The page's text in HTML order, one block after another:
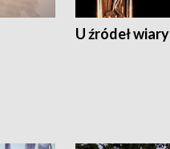
U źródeł wiary